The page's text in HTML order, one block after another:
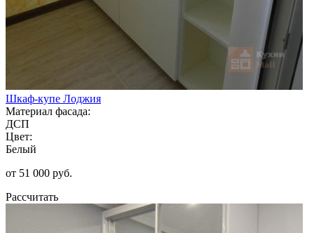
Шкаф-купе Лоджия
Материал фасада:
ДСП
Цвет:
Белый
от 51 000 руб.
Рассчитать